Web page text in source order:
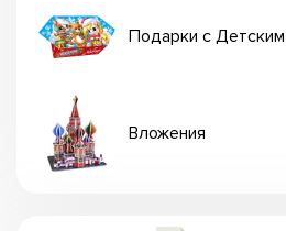
Подарки с
Вложения